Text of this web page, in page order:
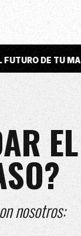
EMPIEZA
EL
nosotros: